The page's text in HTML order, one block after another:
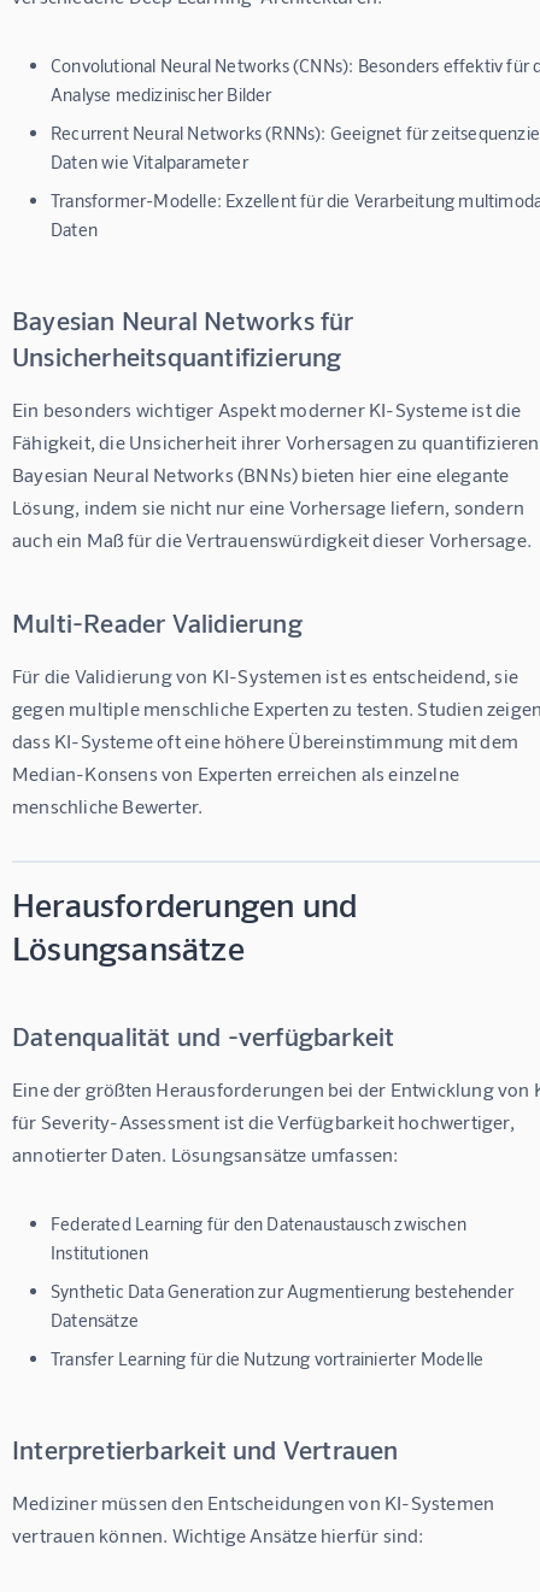
Convolutional Neural Networks (CNNs): Besonders effektiv für
Analyse medizinischer Bilder
Recurrent Neural Networks (RNNs): Geeignet für
Daten wie Vitalparameter
Transformer-Modelle: Exzellent für die Verarbeitung
Daten
Bayesian Neural Networks für
Unsicherheitsquantifizierung
Ein besonders wichtiger Aspekt moderner KI-Systeme ist die
Fähigkeit, die Unsicherheit ihrer Vorhersagen zu
Bayesian Neural Networks (BNNs) bieten hier eine elegante
Lösung, indem sie nicht nur eine Vorhersage liefern, sondern
auch ein Maß für die Vertrauenswürdigkeit dieser Vorhersage.
Multi-Reader Validierung
Für die Validierung von KI-Systemen ist es entscheidend, sie
gegen multiple menschliche Experten zu testen. Studien
dass KI-Systeme oft eine höhere Übereinstimmung mit dem
Median-Konsens von Experten erreichen als einzelne
menschliche Bewerter.
Herausforderungen und
Lösungsansätze
Datenqualität und -verfügbarkeit
Eine der größten Herausforderungen bei der Entwicklung von
für Severity-Assessment ist die Verfügbarkeit hochwertiger,
annotierter Daten. Lösungsansätze umfassen:
Federated Learning für den Datenaustausch zwischen
Institutionen
Synthetic Data Generation zur Augmentierung bestehender
Datensätze
Transfer Learning für die Nutzung vortrainierter Modelle
Interpretierbarkeit und Vertrauen
Mediziner müssen den Entscheidungen von KI-Systemen
vertrauen können. Wichtige Ansätze hierfür sind: